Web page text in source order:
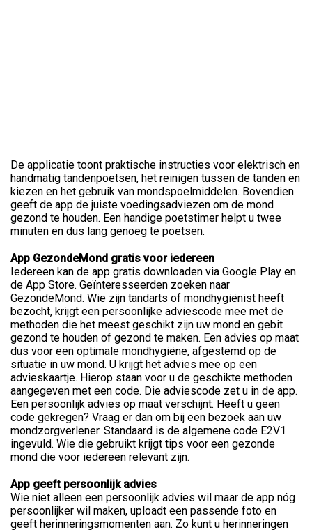
De applicatie toont praktische instructies voor elektrisch en
handmatig tandenpoetsen, het reinigen tussen de tanden en
kiezen en het gebruik van mondspoelmiddelen. Bovendien
geeft de app de juiste voedingsadviezen om de mond
gezond te houden. Een handige poetstimer helpt u twee
minuten en dus lang genoeg te poetsen.
App GezondeMond gratis voor iedereen
Iedereen kan de app gratis downloaden via Google Play en
de App Store. Geïnteresseerden zoeken naar
GezondeMond. Wie zijn tandarts of mondhygiënist heeft
bezocht, krijgt een persoonlijke adviescode mee met de
methoden die het meest geschikt zijn uw mond en gebit
gezond te houden of gezond te maken. Een advies op maat
dus voor een optimale mondhygiëne, afgestemd op de
situatie in uw mond. U krijgt het advies mee op een
advieskaartje. Hierop staan voor u de geschikte methoden
aangegeven met een code. Die adviescode zet u in de app.
Een persoonlijk advies op maat verschijnt. Heeft u geen
code gekregen? Vraag er dan om bij een bezoek aan uw
mondzorgverlener. Standaard is de algemene code E2V1
ingevuld. Wie die gebruikt krijgt tips voor een gezonde
mond die voor iedereen relevant zijn.
App geeft persoonlijk advies
Wie niet alleen een persoonlijk advies wil maar de app nóg
persoonlijker wil maken, uploadt een passende foto en
geeft herinneringsmomenten aan. Zo kunt u herinneringen